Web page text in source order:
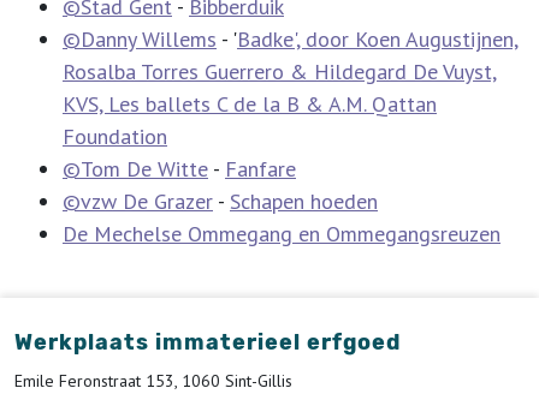
©Stad Gent - Bibberduik
©Danny Willems - 'Badke', door Koen Augustijnen,
Rosalba Torres Guerrero & Hildegard De Vuyst,
KVS, Les ballets C de la B & A.M. Qattan
Foundation
©Tom De Witte - Fanfare
©vzw De Grazer - Schapen hoeden
De Mechelse Ommegang en Ommegangsreuzen
Werkplaats immaterieel erfgoed
Emile Feronstraat 153, 1060 Sint-Gillis